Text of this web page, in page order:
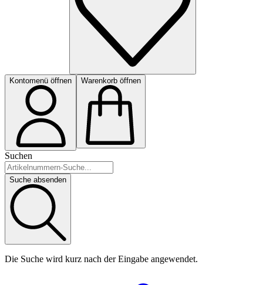
Kontomenü öffnen Warenkorb öffnen
Suchen
Suche absenden
Die Suche wird kurz nach der Eingabe angewendet.